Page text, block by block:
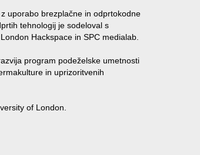
uporabo brezplačne in odprtokodne
tehnologij je sodeloval s
Hackspace in SPC medialab.
program podeželske umetnosti
in uprizoritvenih
of London.